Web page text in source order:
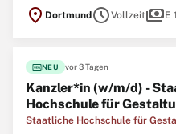
location_on Dortmund scheduleVollzeitpaymentsE
fiber_newNEU vor 3 Tagen
Kanzler*in (w/m/d) -
Hochschule für
Staatliche Hochschule für